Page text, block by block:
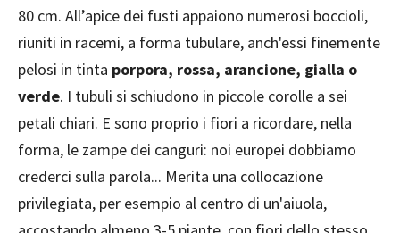
80 cm. All’apice dei fusti appaiono numerosi boccioli,
riuniti in racemi, a forma tubulare, anch'essi finemente
pelosi in tinta porpora, rossa, arancione, gialla o
verde. I tubuli si schiudono in piccole corolle a sei
petali chiari. E sono proprio i fiori a ricordare, nella
forma, le zampe dei canguri: noi europei dobbiamo
crederci sulla parola... Merita una collocazione
privilegiata, per esempio al centro di un'aiuola,